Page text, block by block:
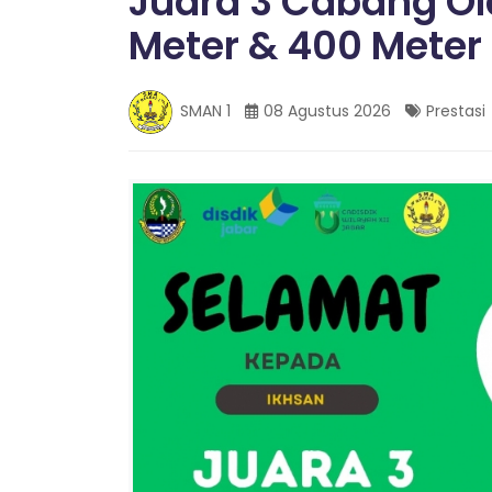
G
A
L
O
N
Meter & 400 Meter
SMAN 1 08 Agustus 2026 Prestasi